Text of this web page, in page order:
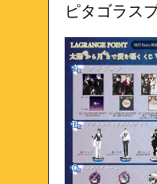
ピタゴラス